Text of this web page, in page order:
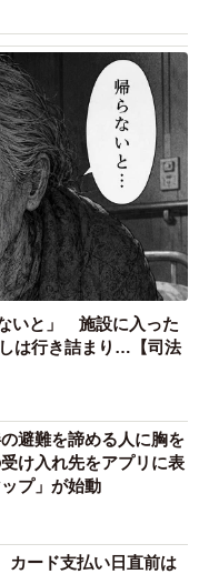
いと」 施設に入った
は行き詰まり…【司法
避難を諦める人に胸を
け入れ先をアプリに表
プ」が始動
ード支払い日直前は